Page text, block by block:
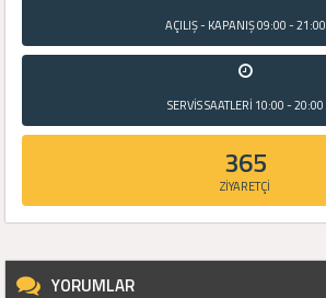
AÇILIŞ - KAPANIŞ09:00 - 21:00
SERVİS SAATLERİ 10:00 - 20:00
365
ZİYARETÇİ
YORUMLAR